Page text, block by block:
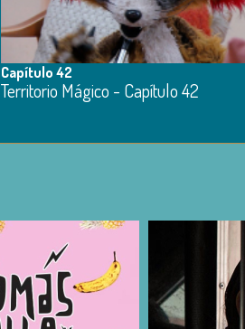
Capítulo 42
Territorio Mágico - Capítulo 42